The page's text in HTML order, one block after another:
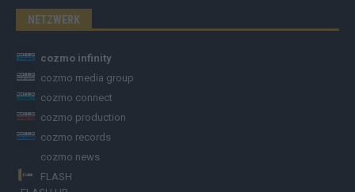
NETZWERK
cozmo infinity
cozmo media group
cozmo connect
cozmo production
cozmo records
cozmo news
FLASH